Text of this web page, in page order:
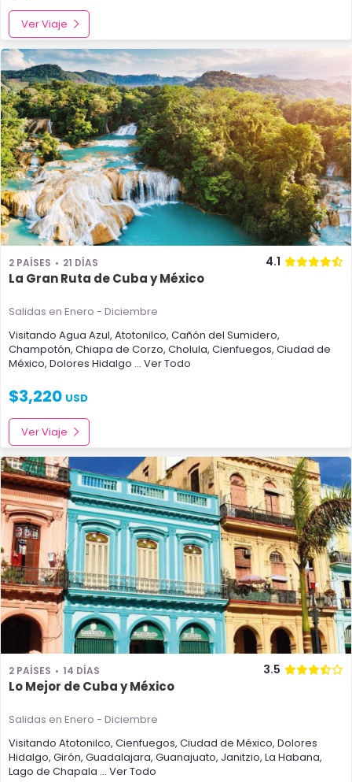
Ver Viaje
2 PAÍSES 21 DÍAS 4.1
La Gran Ruta de Cuba y México
Salidas en Enero - Diciembre
Visitando Agua Azul, Atotonilco, Cañón del Sumidero,
Champotón, Chiapa de Corzo, Cholula, Cienfuegos, Ciudad de
México, Dolores Hidalgo ... Ver Todo
$3,220 USD
Ver Viaje
2 PAÍSES 14 DÍAS 3.5
Lo Mejor de Cuba y México
Salidas en Enero - Diciembre
Visitando Atotonilco, Cienfuegos, Ciudad de México, Dolores
Hidalgo, Girón, Guadalajara, Guanajuato, Janitzio, La Habana,
Lago de Chapala ... Ver Todo